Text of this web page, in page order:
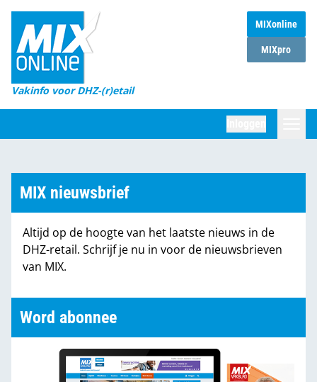
MIXonline
MIXpro
Vakinfo voor DHZ-(r)etail
Home
Magazines
DHZ Sessie
Marktcijfers
Partners
MIX nieuwsbrief
Altijd op de hoogte van het laatste nieuws in de
DHZ-retail. Schrijf je nu in voor de nieuwsbrieven
van MIX.
Word abonnee